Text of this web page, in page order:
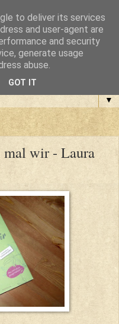
▼
mal wir - Laura
to deliver its services
and user-agent are
and security
generate usage
abuse.
GOT IT